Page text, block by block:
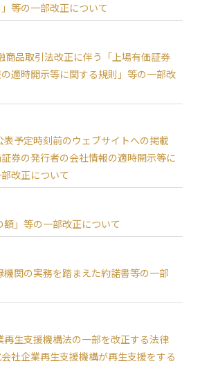
等の一部改正について
商品取引法改正に伴う「上場有価証券
適時開示等に関する規則」等の一部改
表予定時刻前のウェブサイトへの掲載
券の発行者の会社情報の適時開示等に
改正について
額」等の一部改正について
機関の実務を踏まえた約諾書等の一部
再生支援機構法の一部を改正する法律
社企業再生支援機構が再生支援をする